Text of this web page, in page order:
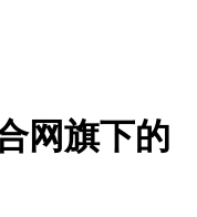
网旗下的